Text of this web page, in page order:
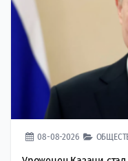
08-08-2026